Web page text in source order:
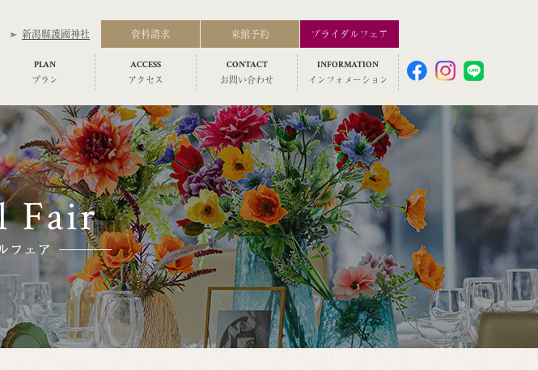
新潟縣護國神社 資料請求 来館予約 ブライダルフェア
PLAN
プラン
ACCESS
アクセス
CONTACT
お問い合わせ
INFORMATION
インフォメーション